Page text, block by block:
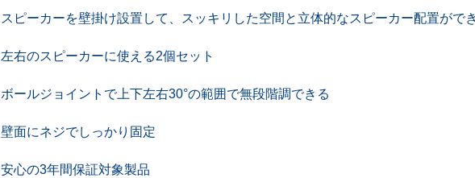
スピーカーを壁掛け設置して、スッキリした空間と立体的なスピーカー配置がで
左右のスピーカーに使える2個セット
ボールジョイントで上下左右30°の範囲で無段階調できる
壁面にネジでしっかり固定
安心の3年間保証対象製品